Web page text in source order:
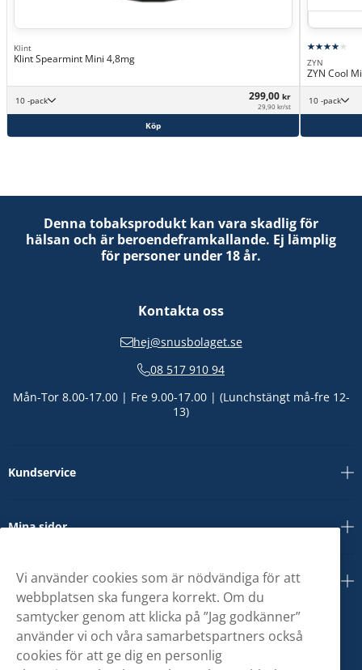
Klint
Klint Spearmint Mini 4,8mg
10 -pack 299,00 kr
29,90 kr/st
Köp
ZYN
ZYN Cool
10 -pack
Denna tobaksprodukt kan vara skadlig för
hälsan och är beroendeframkallande. Ej lämplig
för personer under 18 år.
Kontakta oss
hej@snusbolaget.se
08 517 910 94
Mån-Tor 8.00-17.00 | Fre 9.00-17.00 | (Lunchstängt må-fre 12-
13)
Kundservice
Mina sidor
Om oss
Vi använder cookies som är nödvändiga för att
webbplatsen ska fungera korrekt. Om du
samtycker genom att klicka på ”Jag godkänner”
använder vi och våra samarbetspartners också
cookies för att ge dig en personlig